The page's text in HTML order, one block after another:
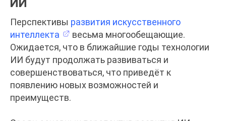
ИИ
Перспективы развития искусственного
интеллекта
весьма многообещающие.
Ожидается, что в ближайшие годы технологии
ИИ будут продолжать развиваться и
совершенствоваться, что приведёт к
появлению новых возможностей и
преимуществ.